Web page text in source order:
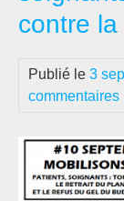
contre
Publié le 3
commentaires